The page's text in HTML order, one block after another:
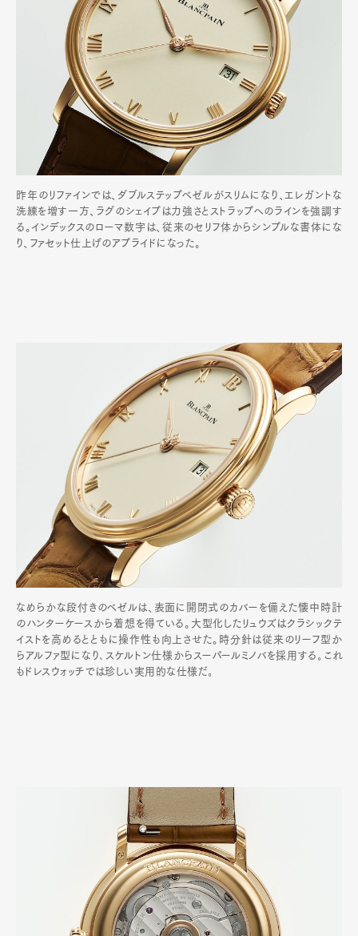
昨年のリファインでは、ダブルステップベゼルがスリムになり、エレガントな
洗練を増す一方、ラグのシェイプは力強さとストラップへのラインを強調す
る。インデックスのローマ数字は、従来のセリフ体からシンプルな書体にな
り、ファセット仕上げのアプライドになった。
なめらかな段付きのベゼルは、表面に開閉式のカバーを備えた懐中時計
のハンターケースから着想を得ている。大型化したリュウズはクラシックテ
イストを高めるとともに操作性も向上させた。時分針は従来のリーフ型か
らアルファ型になり､スケルトン仕様からスーパールミノバを採用する｡これ
もドレスウォッチでは珍しい実用的な仕様だ｡